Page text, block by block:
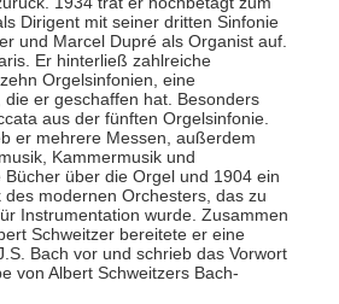
Dirigent mit seiner dritten Sinfonie
und Marcel Dupré als Organist auf.
Er hinterließ zahlreiche
Orgelsinfonien, eine
die er geschaffen hat. Besonders
aus der fünften Orgelsinfonie.
er mehrere Messen, außerdem
Kammermusik und
über die Orgel und 1904 ein
des modernen Orchesters, das zu
Instrumentation wurde. Zusammen
Schweitzer bereitete er eine
Bach vor und schrieb das Vorwort
von Albert Schweitzers Bach-